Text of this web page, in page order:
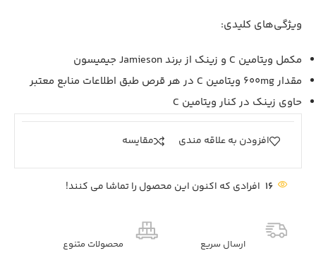
ویژگی‌های کلیدی:
مکمل ویتامین C و زینک از برند Jamieson جیمیسون
مقدار 600mg ویتامین C در هر قرص طبق اطلاعات منابع معتبر
حاوی زینک در کنار ویتامین C
افزودن به علاقه مندی مقايسه
16 افرادی که اکنون این محصول را تماشا می کنند!
ارسال سریع محصولات متنوع